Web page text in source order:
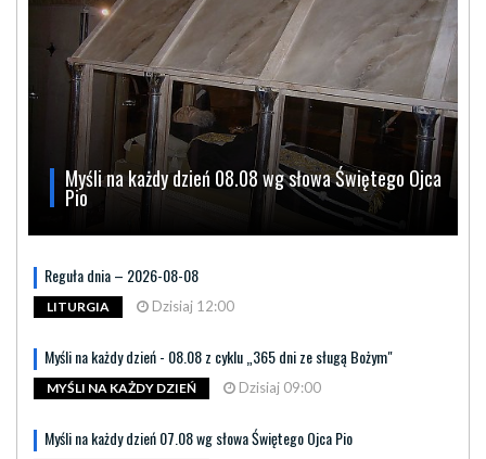
Myśli na każdy dzień 08.08 wg słowa Świętego Ojca
Pio
Reguła dnia – 2026-08-08
LITURGIA Dzisiaj 12:00
Myśli na każdy dzień - 08.08 z cyklu „365 dni ze sługą Bożym"
MYŚLI NA KAŻDY DZIEŃ Dzisiaj 09:00
Myśli na każdy dzień 07.08 wg słowa Świętego Ojca Pio